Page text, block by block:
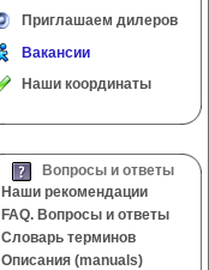
Приглашаем дилеров
Вакансии
Наши координаты
Вопросы и ответы
Наши рекомендации
FAQ. Вопросы и ответы
Словарь терминов
Описания (manuals)